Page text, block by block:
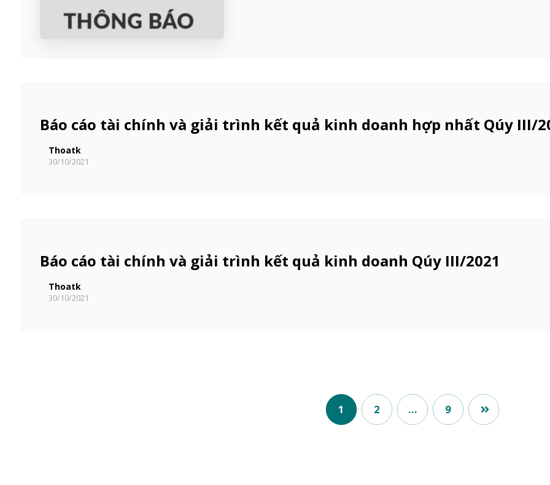
Báo cáo tài chính và giải trình kết quả kinh doanh hợp nhất Qúy III/
Thoatk
30/10/2021
Báo cáo tài chính và giải trình kết quả kinh doanh Qúy III/2021
Thoatk
30/10/2021
1 2 … 9